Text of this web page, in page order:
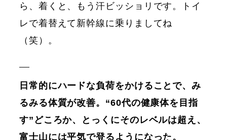
ら、着くと、もう汗ビッショリです。トイ
レで着替えて新幹線に乗りましてね
（笑）。
日常的にハードな負荷をかけることで、み
るみる体質が改善。“60代の健康体を目指
す”どころか、とっくにそのレベルは超え、
富士山には平気で登るようになった。